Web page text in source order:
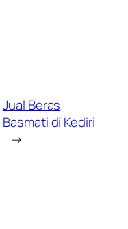
Jual Beras
Basmati di Kediri
→